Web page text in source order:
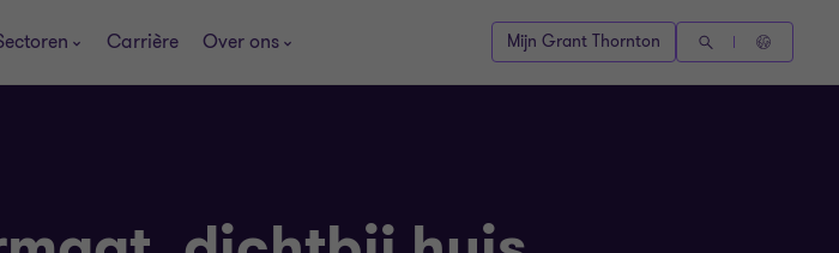
Carrière Over ons Mijn Grant Thornton